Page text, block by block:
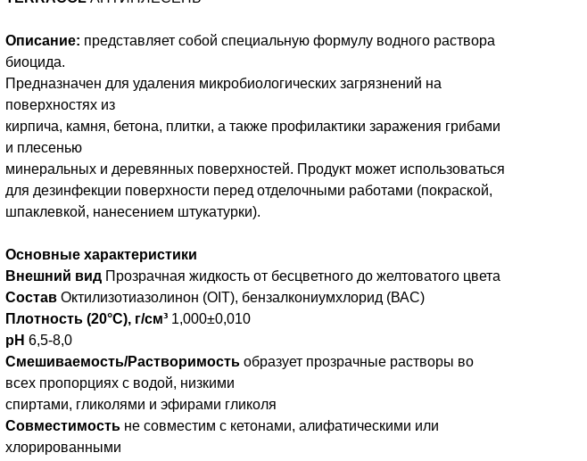
Описание: представляет собой специальную формулу водного раствора
биоцида.
Предназначен для удаления микробиологических загрязнений на
поверхностях из
кирпича, камня, бетона, плитки, а также профилактики заражения грибами
и плесенью
минеральных и деревянных поверхностей. Продукт может использоваться
для дезинфекции поверхности перед отделочными работами (покраской,
шпаклевкой, нанесением штукатурки).
Основные характеристики
Внешний вид Прозрачная жидкость от бесцветного до желтоватого цвета
Состав Октилизотиазолинон (OIT), бензалкониумхлорид (ВАС)
Плотность (20°С), г/см³ 1,000±0,010
рН 6,5-8,0
Смешиваемость/Растворимость образует прозрачные растворы во
всех пропорциях с водой, низкими
спиртами, гликолями и эфирами гликоля
Совместимость не совместим с кетонами, алифатическими или
хлорированными